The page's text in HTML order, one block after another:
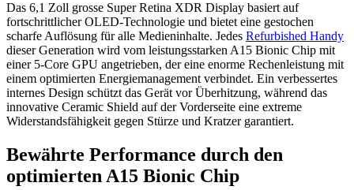
Das 6,1 Zoll grosse Super Retina XDR Display basiert auf
fortschrittlicher OLED-Technologie und bietet eine gestochen
scharfe Auflösung für alle Medieninhalte. Jedes Refurbished Handy
dieser Generation wird vom leistungsstarken A15 Bionic Chip mit
einer 5-Core GPU angetrieben, der eine enorme Rechenleistung mit
einem optimierten Energiemanagement verbindet. Ein verbessertes
internes Design schützt das Gerät vor Überhitzung, während das
innovative Ceramic Shield auf der Vorderseite eine extreme
Widerstandsfähigkeit gegen Stürze und Kratzer garantiert.
Bewährte Performance durch den
optimierten A15 Bionic Chip